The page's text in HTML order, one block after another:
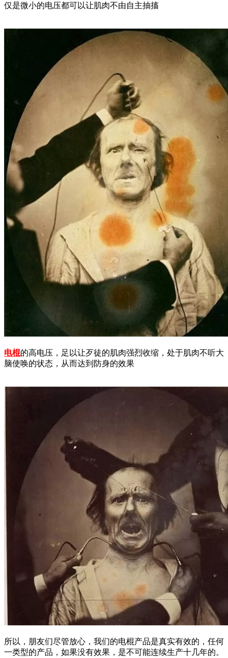
仅是微小的电压都可以让肌肉不由自主抽搐
电棍的高电压，足以让歹徒的肌肉强烈收缩，处于肌肉不听大
脑使唤的状态，从而达到防身的效果
所以，朋友们尽管放心，我们的电棍产品是真实有效的，任何
一类型的产品，如果没有效果，是不可能连续生产十几年的。